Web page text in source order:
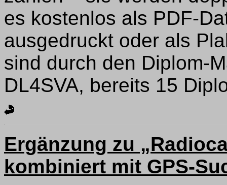
es kostenlos als PDF-
ausgedruckt oder als
sind durch den Diplom-
DL4SVA, bereits 15
Ergänzung zu
kombiniert mit GPS-